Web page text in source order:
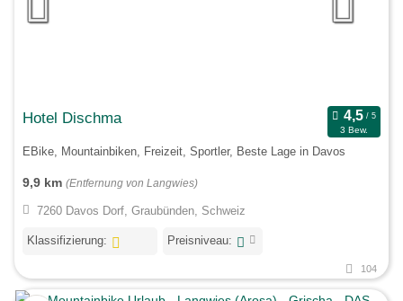
Hotel Dischma
3 Bew.
EBike, Mountainbiken, Freizeit, Sportler, Beste Lage in Davos
9,9 km (Entfernung von Langwies)
7260 Davos Dorf, Graubünden, Schweiz
Klassifizierung: Preisniveau:
104